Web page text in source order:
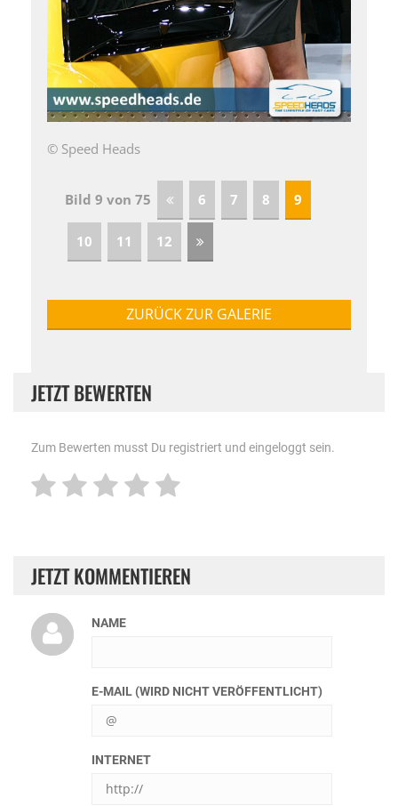
© Speed Heads
Bild 9 von 75 6 7 8 9
10 11 12
ZURÜCK ZUR GALERIE
JETZT BEWERTEN
Zum Bewerten musst Du registriert und eingeloggt sein.
JETZT KOMMENTIEREN
NAME
E-MAIL (WIRD NICHT VERÖFFENTLICHT)
INTERNET